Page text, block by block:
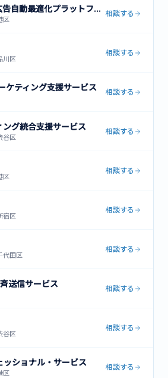
不動産会社向けAI広告自動最適化プラットフォーム
区
相談する
川区
相談する
ケティング支援サービス 相談する
ング統合支援サービス
谷区
相談する
区
相談する
宿区
相談する
代田区
相談する
送信サービス 相談する
谷区
相談する
ッショナル・サービス
区
相談する